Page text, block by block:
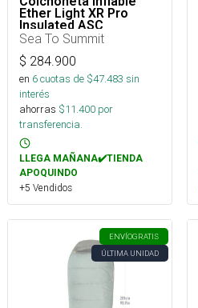
Ether Light XR Pro
Insulated ASC
Rect.Reg.Wide
Sea To Summit
$ 284.900
en 6cuotas de $47.483 sin
interés
ahorras $11.400 por
transferencia.
LLEGA MAÑANA✔️TIENDA
APOQUINDO
+5 Vendidos
ENVÍOGRATIS
ÚLTIMA UNIDAD